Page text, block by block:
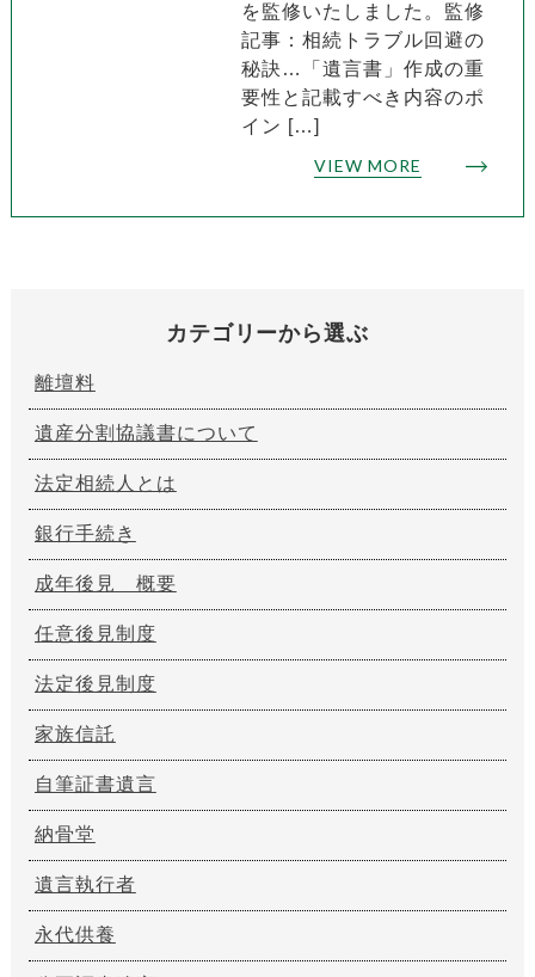
を監修いたしました。監修
記事：相続トラブル回避の
秘訣…「遺言書」作成の重
要性と記載すべき内容のポ
イン […]
VIEW MORE
カテゴリーから選ぶ
離壇料
遺産分割協議書について
法定相続人とは
銀行手続き
成年後見 概要
任意後見制度
法定後見制度
家族信託
自筆証書遺言
納骨堂
遺言執行者
永代供養